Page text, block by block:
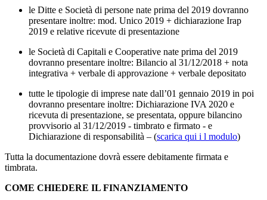
le Ditte e Società di persone nate prima del 2019 dovranno
presentare inoltre: mod. Unico 2019 + dichiarazione Irap
2019 e relative ricevute di presentazione
le Società di Capitali e Cooperative nate prima del 2019
dovranno presentare inoltre: Bilancio al 31/12/2018 + nota
integrativa + verbale di approvazione + verbale depositato
tutte le tipologie di imprese nate dall’01 gennaio 2019 in poi
dovranno presentare inoltre: Dichiarazione IVA 2020 e
ricevuta di presentazione, se presentata, oppure bilancino
provvisorio al 31/12/2019 - timbrato e firmato - e
Dichiarazione di responsabilità – (scarica qui i l modulo)
Tutta la documentazione dovrà essere debitamente firmata e
timbrata.
COME CHIEDERE IL FINANZIAMENTO